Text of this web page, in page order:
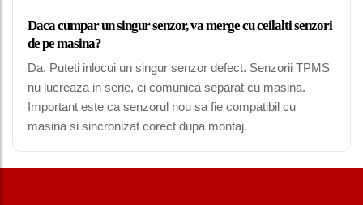
Daca cumpar un singur senzor, va merge cu ceilalti senzori
de pe masina?
Da. Puteti inlocui un singur senzor defect. Senzorii TPMS
nu lucreaza in serie, ci comunica separat cu masina.
Important este ca senzorul nou sa fie compatibil cu
masina si sincronizat corect dupa montaj.